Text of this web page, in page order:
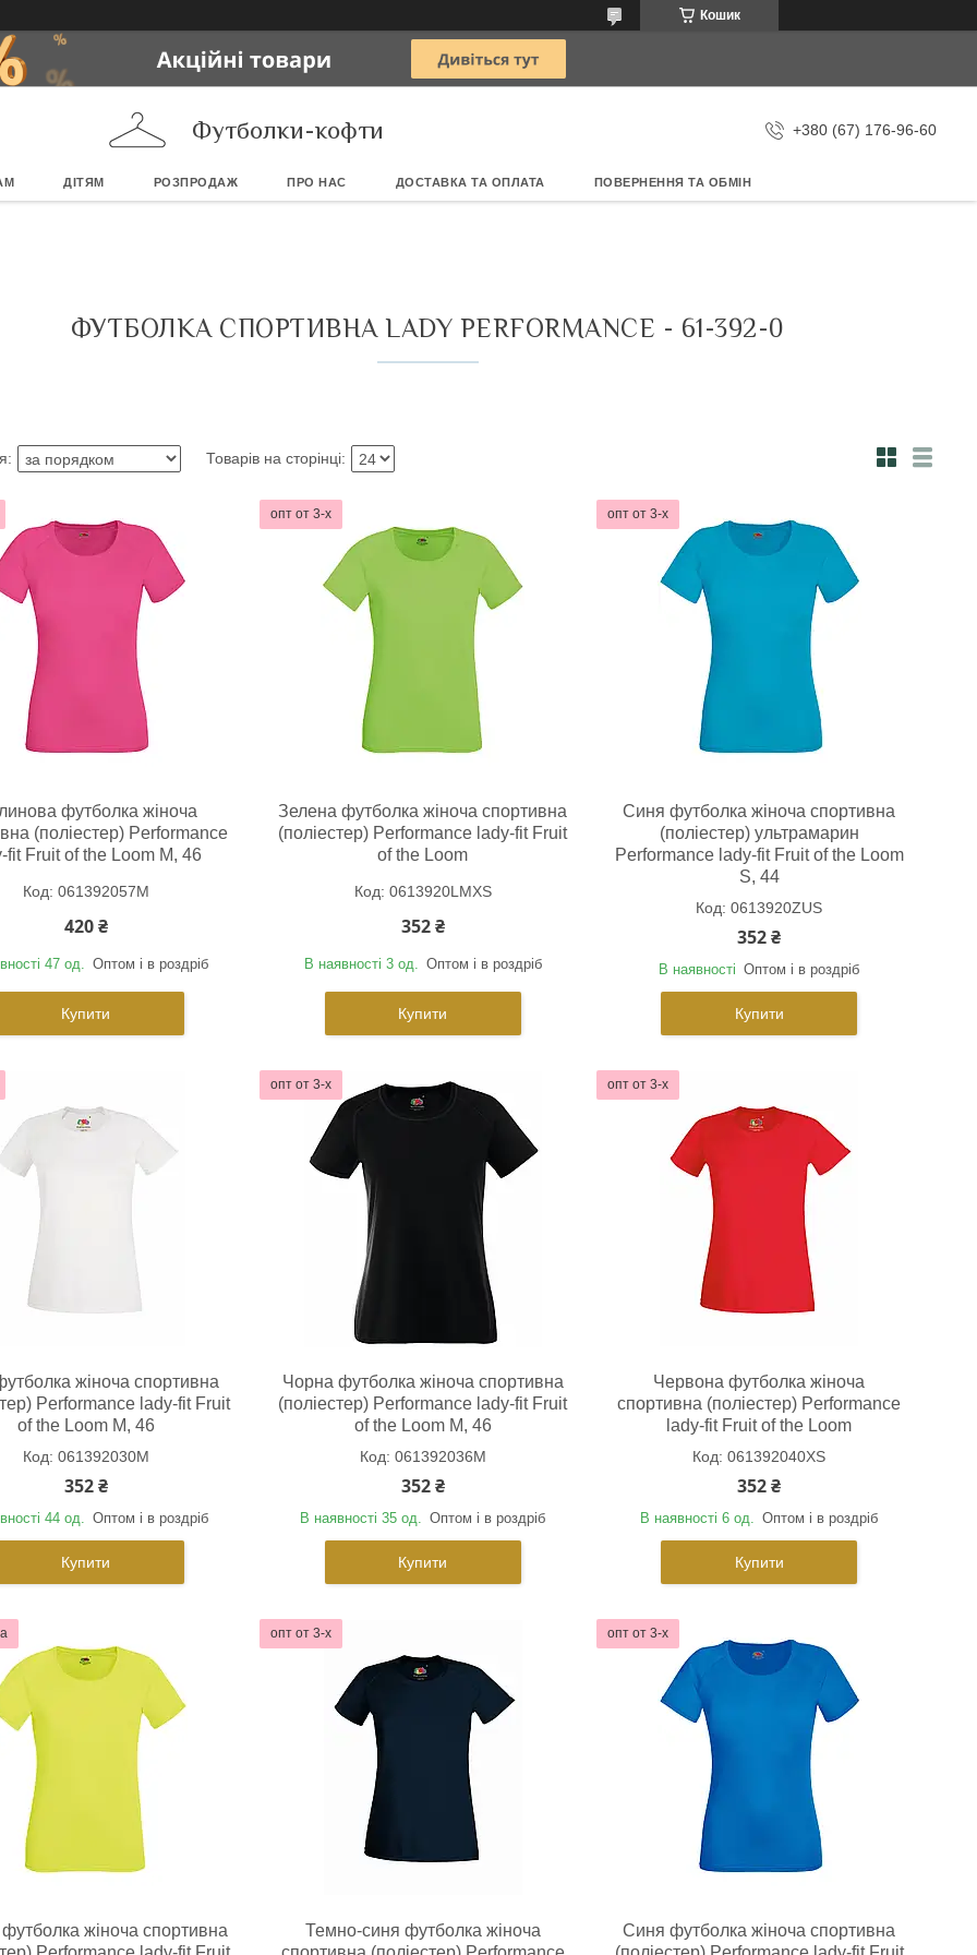
Кошик
Футболки-кофти +380 (67) 176-96-60
ДІТЯМ РОЗПРОДАЖ ПРО НАС ДОСТАВКА ТА ОПЛАТА ПОВЕРНЕННЯ ТА ОБМІН
ФУТБОЛКА СПОРТИВНА LADY PERFORMANCE - 61-392-0
футболка жіноча
(поліестер) Performance
fit Fruit of the Loom M, 46
061392057M
420 ₴
47 од. Оптом і в роздріб
Купити
опт от 3-х
Зелена футболка жіноча спортивна
(поліестер) Performance lady-fit Fruit
of the Loom
0613920LMXS
352 ₴
В наявності 3 од. Оптом і в роздріб
Купити
опт от 3-х
Синя футболка жіноча спортивна
(поліестер) ультрамарин
Performance lady-fit Fruit of the Loom
S, 44
0613920ZUS
352 ₴
В наявності Оптом і в роздріб
Купити
жіноча спортивна
Performance lady-fit Fruit
of the Loom M, 46
061392030M
352 ₴
44 од. Оптом і в роздріб
Купити
опт от 3-х
Чорна футболка жіноча спортивна
(поліестер) Performance lady-fit Fruit
of the Loom M, 46
061392036M
352 ₴
В наявності 35 од. Оптом і в роздріб
Купити
опт от 3-х
Червона футболка жіноча
спортивна (поліестер) Performance
lady-fit Fruit of the Loom
061392040XS
352 ₴
В наявності 6 од. Оптом і в роздріб
Купити
жіноча спортивна
опт от 3-х
Темно-синя футболка жіноча
опт от 3-х
Синя футболка жіноча спортивна